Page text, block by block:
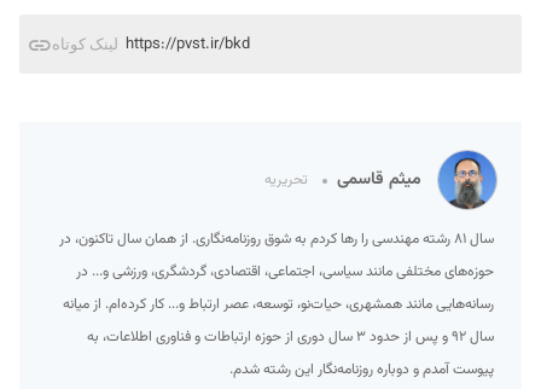
لینک کوتاه https://pvst.ir/bkd
میثم قاسمی تحریریه
سال ۸۱ رشته مهندسی را رها کردم به شوق روزنامه‌نگاری. از همان سال تاکنون، در
حوزه‌های مختلفی مانند سیاسی، اجتماعی، اقتصادی، گردشگری، ورزشی و... در
رسانه‌هایی مانند همشهری، حیات‌نو، توسعه، عصر ارتباط و... کار کرده‌ام. از میانه
سال ۹۲ و پس از حدود ۳ سال دوری از حوزه ارتباطات و فناوری اطلاعات، به
پیوست آمدم و دوباره روزنامه‌نگار این رشته شدم.